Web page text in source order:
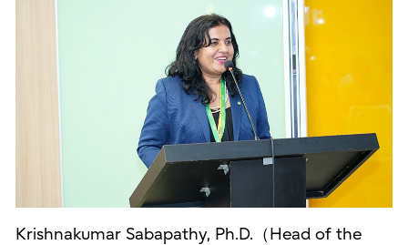
Krishnakumar Sabapathy, Ph.D.（Head of the